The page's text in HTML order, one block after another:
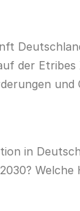
der
und
in